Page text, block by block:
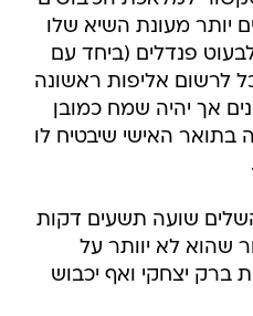
שניים יותר מעונת השיא שלו
פנדלים (ביחד עם
לרשום אליפות ראשונה
ירושלים מזה 18 שנים אך יהיה שמח כמובן
בתואר האישי שיבטיח לו
שועה תשעים דקות
שהוא לא יוותר על
ברק יצחקי ואף יכבוש